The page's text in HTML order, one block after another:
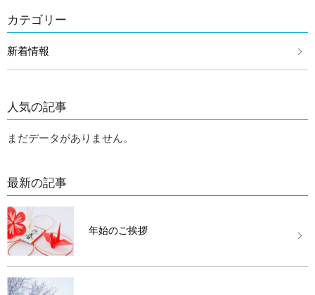
カテゴリー
新着情報
人気の記事
まだデータがありません。
最新の記事
年始のご挨拶